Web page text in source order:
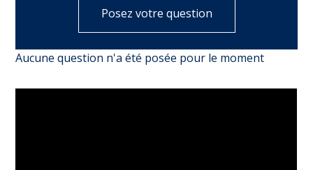
Posez votre question
Aucune question n'a été posée pour le moment